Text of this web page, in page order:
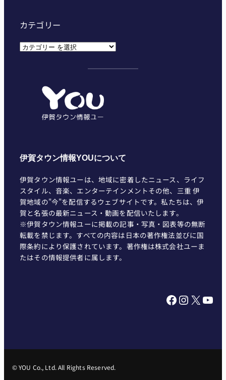
カテゴリー
カ
伊賀タウン情報YOUについて
伊賀タウン情報ユーは、地域に密着したニュース、ライフ
スタイル、音楽、エンターテインメントその他、三重 伊
賀地域の"今"を配信するウェブサイトです。私たちは、伊
賀と名張の最新ニュース・動画を配信いたします。
※伊賀タウン情報ユーに掲載の記事・写真・図表等の無断
転載を禁じます。すべての内容は日本の著作権法並びに国
際条約により保護されています。著作権は株式会社ユーま
たはその情報提供者に属します。
Facebook InstagramX YouTube
© YOU Co., Ltd. All Rights Reserved.